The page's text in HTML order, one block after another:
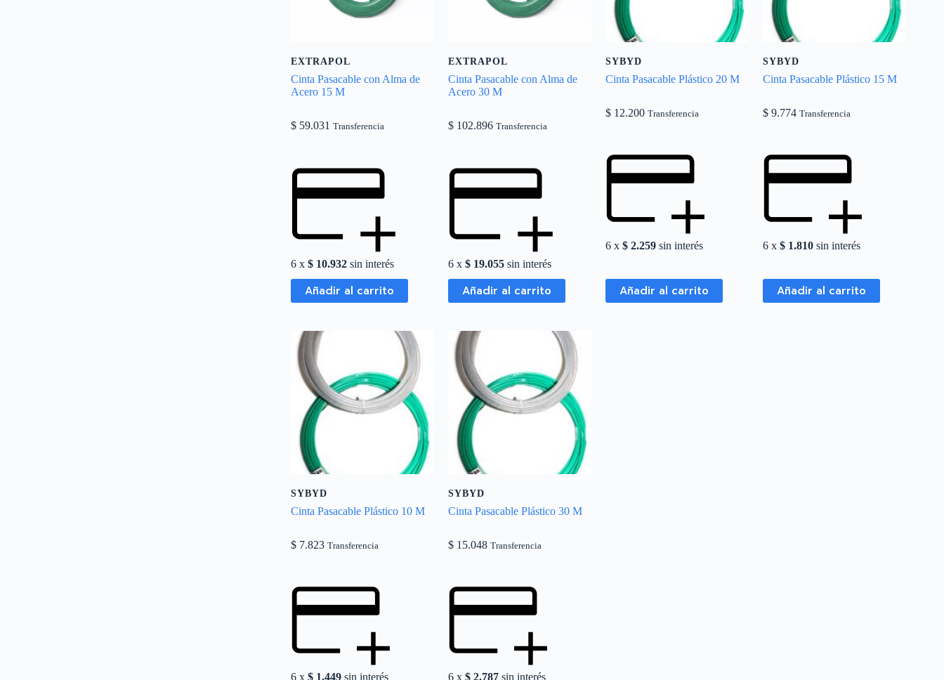
EXTRAPOL
Cinta Pasacable con Alma de
Acero 15 M
$ 59.031 Transferencia
6 x$ 10.932 sin interés
Añadir al carrito
EXTRAPOL
Cinta Pasacable con Alma de
Acero 30 M
$ 102.896 Transferencia
6 x$ 19.055 sin interés
Añadir al carrito
SYBYD
Cinta Pasacable Plástico 20 M
$ 12.200 Transferencia
6 x$ 2.259 sin interés
Añadir al carrito
SYBYD
Cinta Pasacable Plástico 15 M
$ 9.774 Transferencia
6 x$ 1.810 sin interés
Añadir al carrito
SYBYD
Cinta Pasacable Plástico 10 M
$ 7.823 Transferencia
6 x$ 1.449 sin interés
SYBYD
Cinta Pasacable Plástico 30 M
$ 15.048 Transferencia
6 x$ 2.787 sin interés